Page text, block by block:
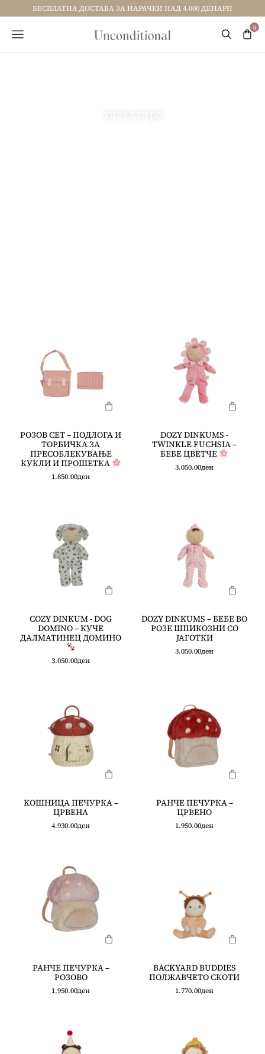
БЕСПЛАТНА ДОСТАВА ЗА НАРАЧКИ НАД 4.000 ДЕНАРИ
РОЗОВ СЕТ – ПОДЛОГА И
ТОРБИЧКА ЗА
ПРЕСОБЛЕКУВАЊЕ
КУКЛИ И ПРОШЕТКА
1.850.00ден
DOZY DINKUMS -
TWINKLE FUCHSIA –
БЕБЕ ЦВЕТЧЕ
3.050.00ден
COZY DINKUM - DOG
DOMINO – КУЧЕ
ДАЛМАТИНЕЦ ДОМИНО
3.050.00ден
DOZY DINKUMS – БЕБЕ ВО
РОЗЕ ШПИКОЗНИ СО
ЈАГОТКИ
3.050.00ден
KOШНИЦА ПЕЧУРКА –
ЦРВЕНА
4.930.00ден
РАНЧЕ ПЕЧУРКА –
ЦРВЕНО
1.950.00ден
РАНЧЕ ПЕЧУРКА –
РОЗОВО
1.950.00ден
BACKYARD BUDDIES
ПОЛЖАВЧЕТО СКОТИ
1.770.00ден